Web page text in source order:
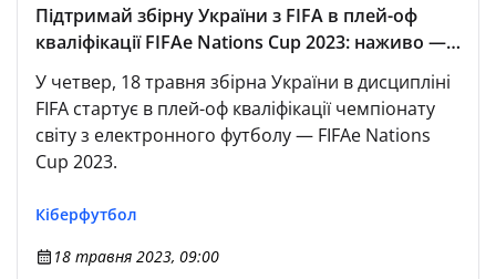
Підтримай збірну України з FIFA в плей-оф
кваліфікації FIFAe Nations Cup 2023: наживо —
на YouTube-каналі УАФ!
У четвер, 18 травня збірна України в дисципліні
FIFA стартує в плей-оф кваліфікації чемпіонату
світу з електронного футболу — FIFAe Nations
Cup 2023.
Кіберфутбол
18 травня 2023, 09:00